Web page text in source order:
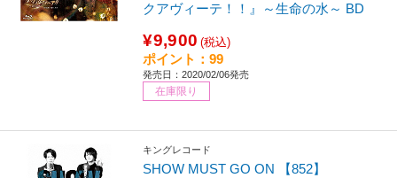
クアヴィーテ！！』～生命の水～ BD
¥9,900 (税込)
ポイント：99
発売日：2020/02/06発売
在庫限り
キングレコード
SHOW MUST GO ON 【852】